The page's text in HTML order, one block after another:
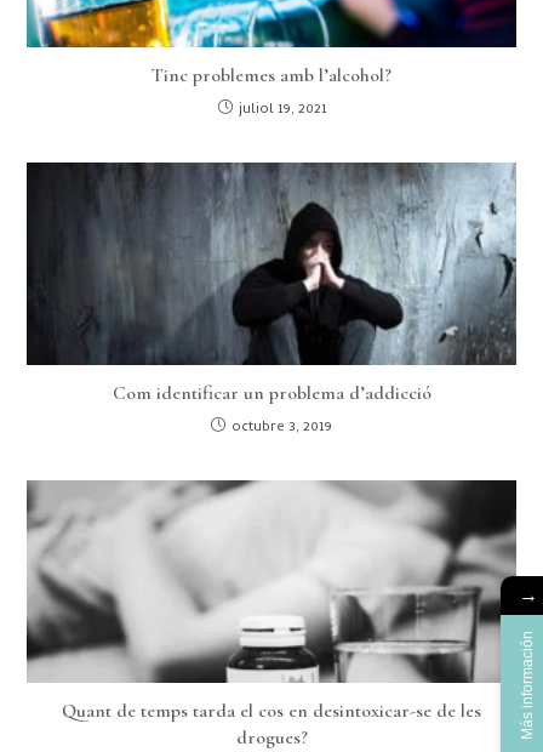
Tinc problemes amb l’alcohol?
juliol 19, 2021
Com identificar un problema d’addicció
octubre 3, 2019
Quant de temps tarda el cos en desintoxicar-se de les
drogues?
→
Más información